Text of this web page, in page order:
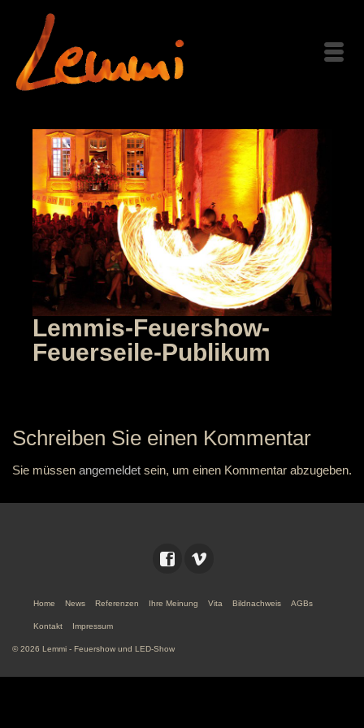
Lemmis-Feuershow-
Feuerseile-Publikum
Schreiben Sie einen Kommentar
Sie müssen angemeldet sein, um einen Kommentar abzugeben.
Home News Referenzen Ihre Meinung Vita Bildnachweis AGBs
Kontakt Impressum
© 2026 Lemmi - Feuershow und LED-Show